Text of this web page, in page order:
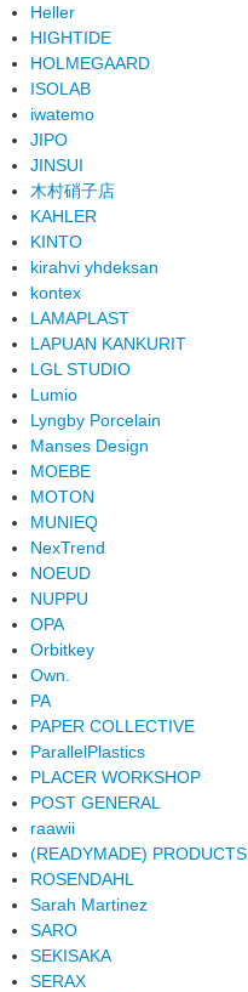
Heller
HIGHTIDE
HOLMEGAARD
ISOLAB
iwatemo
JIPO
JINSUI
木村硝子店
KAHLER
KINTO
kirahvi yhdeksan
kontex
LAMAPLAST
LAPUAN KANKURIT
LGL STUDIO
Lumio
Lyngby Porcelain
Manses Design
MOEBE
MOTON
MUNIEQ
NexTrend
NOEUD
NUPPU
OPA
Orbitkey
Own.
PA
PAPER COLLECTIVE
ParallelPlastics
PLACER WORKSHOP
POST GENERAL
raawii
(READYMADE) PRODUCTS
ROSENDAHL
Sarah Martinez
SARO
SEKISAKA
SERAX